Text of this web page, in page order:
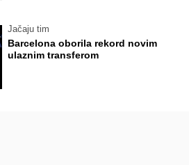
Jačaju tim
Barcelona oborila rekord novim
ulaznim transferom